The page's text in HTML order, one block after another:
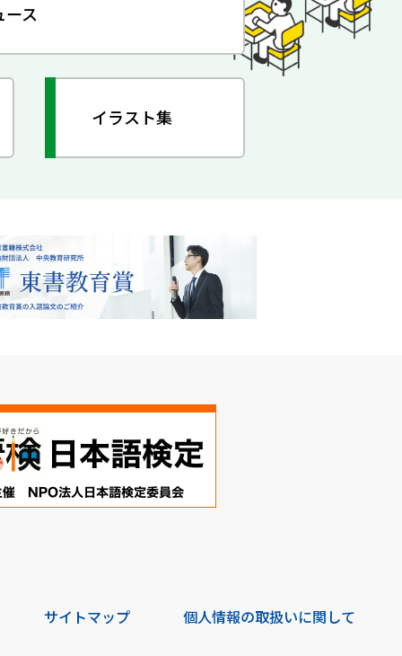
ース
イラスト集
サイトマップ 個人情報の取扱いに関して